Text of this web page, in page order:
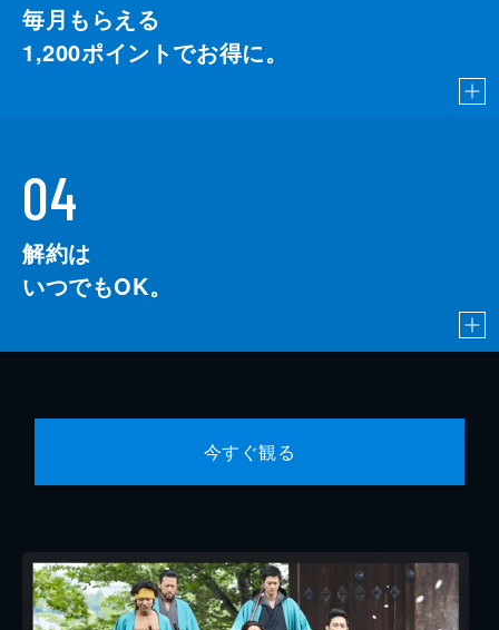
毎月もらえる
1,200ポイントでお得に。
04
解約は
いつでもOK。
今すぐ観る